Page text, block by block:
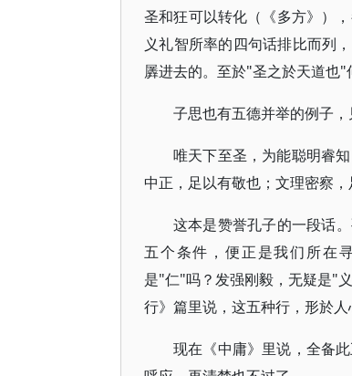
圣和狂可以转化（《多方》）
义礼智所率的四句话排比而列
羼进去的。至於"圣之於天道也"
子思也有五德并举的例子
唯天下至圣，为能聪明睿
中正，足以有敬也；文理密察
这本是赞誉孔子的一段话
五个条件，便正是我们所在
是"仁"吗？发强刚毅，无疑是"
行》篇里说，这五种行，形於
现在《中庸》里说，全备